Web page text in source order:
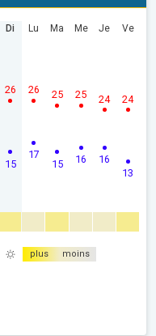
Di
15
26
Lu
17
26
Ma
15
25
Me
16
25
Je
16
24
Ve
13
24
plus moins